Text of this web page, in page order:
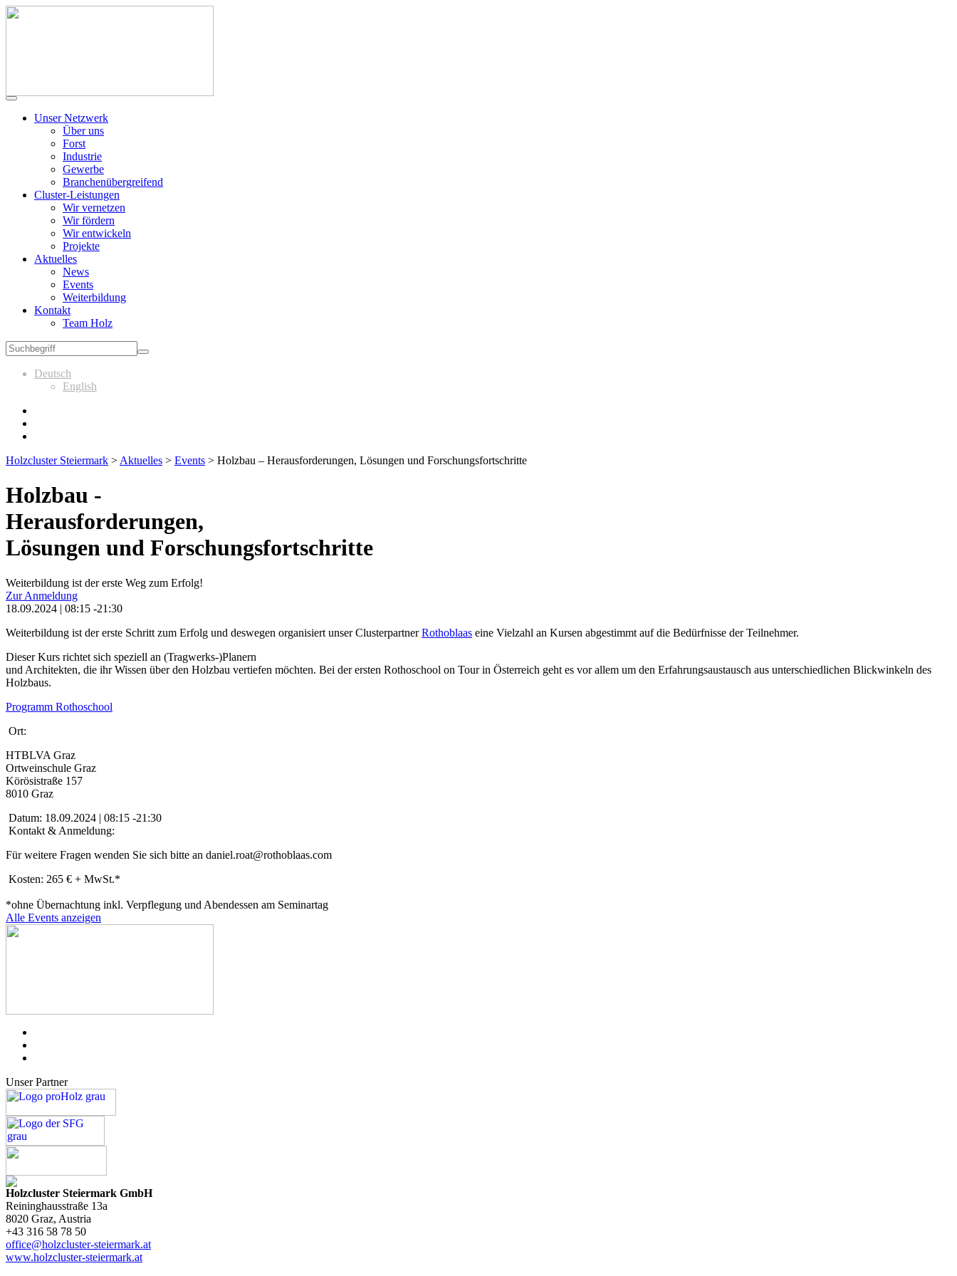
Unser Netzwerk
Über uns
Forst
Industrie
Gewerbe
Branchenübergreifend
Cluster-Leistungen
Wir vernetzen
Wir fördern
Wir entwickeln
Projekte
Aktuelles
News
Events
Weiterbildung
Kontakt
Team Holz
Deutsch
English
Holzcluster Steiermark > Aktuelles > Events > Holzbau – Herausforderungen, Lösungen und Forschungsfortschritte
Holzbau -
Herausforderungen,
Lösungen und Forschungsfortschritte
Weiterbildung ist der erste Weg zum Erfolg!
Zur Anmeldung
18.09.2024 | 08:15 -21:30
Weiterbildung ist der erste Schritt zum Erfolg und deswegen organisiert unser ClusterpartnerRothoblaas eine Vielzahl an Kursen abgestimmt auf die Bedürfnisse der Teilnehmer.
Dieser Kurs richtet sich speziell an (Tragwerks-)Planern
und Architekten, die ihr Wissen über den Holzbau vertiefen möchten. Bei der ersten Rothoschool on Tour in Österreich geht es vor allem um den Erfahrungsaustausch aus unterschiedlichen Blickwinkeln des
Holzbaus.
Programm Rothoschool
Ort:
HTBLVA Graz
Ortweinschule Graz
Körösistraße 157
8010 Graz
Datum: 18.09.2024 | 08:15 -21:30
Kontakt & Anmeldung:
Für weitere Fragen wenden Sie sich bitte an daniel.roat@rothoblaas.com
Kosten: 265 € + MwSt.*
*ohne Übernachtung inkl. Verpflegung und Abendessen am Seminartag
Alle Events anzeigen
Unser Partner
Holzcluster Steiermark GmbH
Reininghausstraße 13a
8020 Graz, Austria
+43 316 58 78 50
office@holzcluster-steiermark.at
www.holzcluster-steiermark.at